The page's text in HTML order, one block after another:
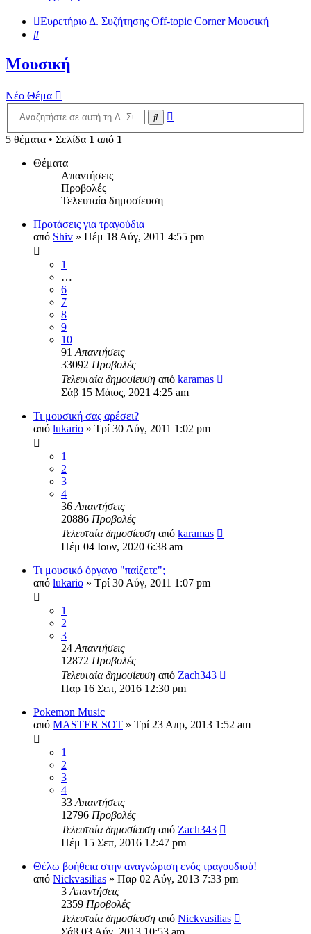
Ευρετήριο Δ. Συζήτησης Off-topic Corner Μουσική
Αναζήτηση
Μουσική
Νέο Θέμα
Αναζήτηση
5 θέματα • Σελίδα 1 από 1
Θέματα
Απαντήσεις
Προβολές
Τελευταία δημοσίευση
Προτάσεις για τραγούδια
από Shiv » Πέμ 18 Αύγ, 2011 4:55 pm
1
…
6
7
8
9
10
91 Απαντήσεις
33092 Προβολές
Τελευταία δημοσίευση από karamas
Σάβ 15 Μάιος, 2021 4:25 am
Τι μουσική σας αρέσει?
από lukario » Τρί 30 Αύγ, 2011 1:02 pm
1
2
3
4
36 Απαντήσεις
20886 Προβολές
Τελευταία δημοσίευση από karamas
Πέμ 04 Ιουν, 2020 6:38 am
Τι μουσικό όργανο "παίζετε";
από lukario » Τρί 30 Αύγ, 2011 1:07 pm
1
2
3
24 Απαντήσεις
12872 Προβολές
Τελευταία δημοσίευση από Zach343
Παρ 16 Σεπ, 2016 12:30 pm
Pokemon Music
από MASTER SOT » Τρί 23 Απρ, 2013 1:52 am
1
2
3
4
33 Απαντήσεις
12796 Προβολές
Τελευταία δημοσίευση από Zach343
Πέμ 15 Σεπ, 2016 12:47 pm
Θέλω βοήθεια στην αναγνώριση ενός τραγουδιού!
από Nickvasilias » Παρ 02 Αύγ, 2013 7:33 pm
3 Απαντήσεις
2359 Προβολές
Τελευταία δημοσίευση από Nickvasilias
Σάβ 03 Αύγ, 2013 10:53 am